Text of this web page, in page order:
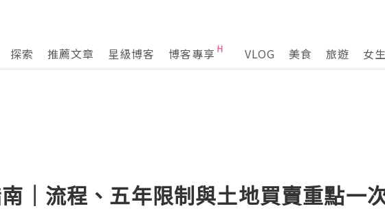
探索 推薦文章 星級博客 博客專享 VLOG 美食 旅遊 女生
｜流程、五年限制與土地買賣重點一